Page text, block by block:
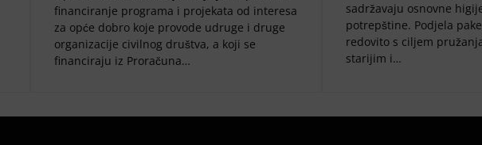
financiranje programa i projekata od interesa
za opće dobro koje provode udruge i druge
organizacije civilnog društva, a koji se
financiraju iz Proračuna…
sadržavaju osnovne
potrepštine. Podjela
redovito s ciljem
starijim i…